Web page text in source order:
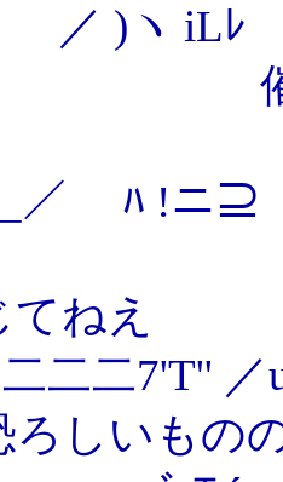
)ヽ iLﾚ
眠術だ
ﾊ !ニ
そんな
ねえ
二二
ろしいも